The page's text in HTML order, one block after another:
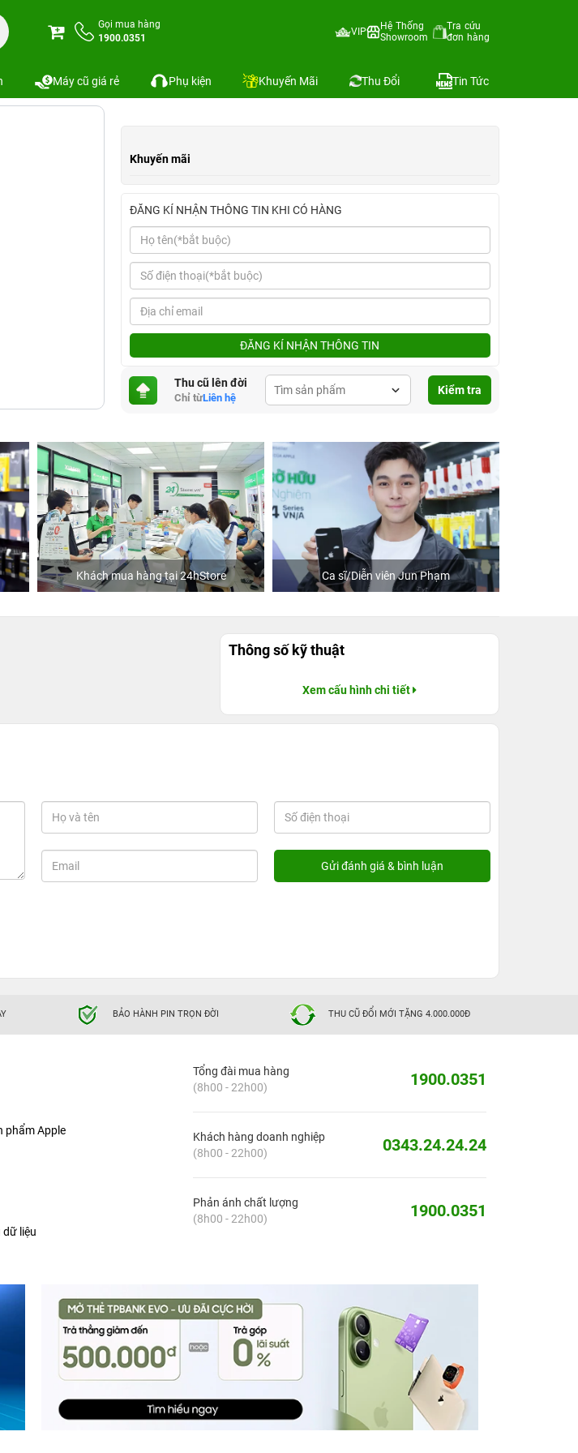
Gọi mua hàng
1900.0351
VIP
Hệ Thống
Showroom
Tra cứu
đơn hàng
Máy cũ giá rẻ Phụ kiện Khuyến Mãi Thu Đổi Tin Tức
S7 Edge
Khuyến mãi
ĐĂNG KÍ NHẬN THÔNG TIN KHI CÓ HÀNG
ĐĂNG KÍ NHẬN THÔNG TIN
Thu cũ lên đời
Chỉ từLiên hệ
Kiểm tra
Khách mua hàng tại 24hStore Ca sĩ/Diễn viên Jun Phạm
Thông số kỹ thuật
Xem cấu hình chi tiết
BẢO HÀNH PIN TRỌN ĐỜI THU CŨ ĐỔI MỚI TẶNG 4.000.000Đ
phẩm Apple
dữ liệu
Tổng đài mua hàng
(8h00 - 22h00)
1900.0351
Khách hàng doanh nghiệp
(8h00 - 22h00)
0343.24.24.24
Phản ánh chất lượng
(8h00 - 22h00)
1900.0351